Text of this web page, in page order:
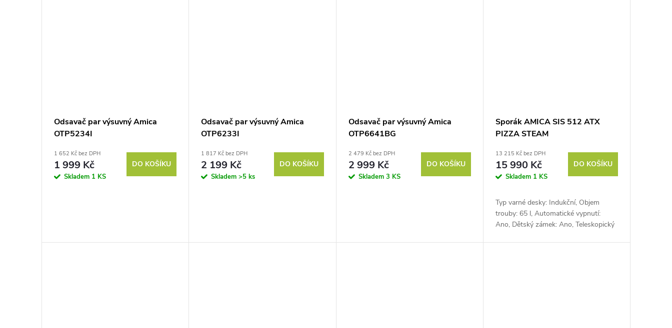
Odsavač par výsuvný Amica
OTP5234I
1 652 Kč bez DPH
1 999 Kč
Skladem 1 KS
DO KOŠÍKU
Odsavač par výsuvný Amica
OTP6233I
1 817 Kč bez DPH
2 199 Kč
Skladem>5 ks
DO KOŠÍKU
Odsavač par výsuvný Amica
OTP6641BG
2 479 Kč bez DPH
2 999 Kč
Skladem 3 KS
DO KOŠÍKU
Sporák AMICA SIS 512 ATX
PIZZA STEAM
13 215 Kč bez DPH
15 990 Kč
Skladem 1 KS
DO KOŠÍKU
Typ varné desky: Indukční, Objem
trouby: 65 l, Automatické vypnutí:
Ano, Dětský zámek: Ano, Teleskopický